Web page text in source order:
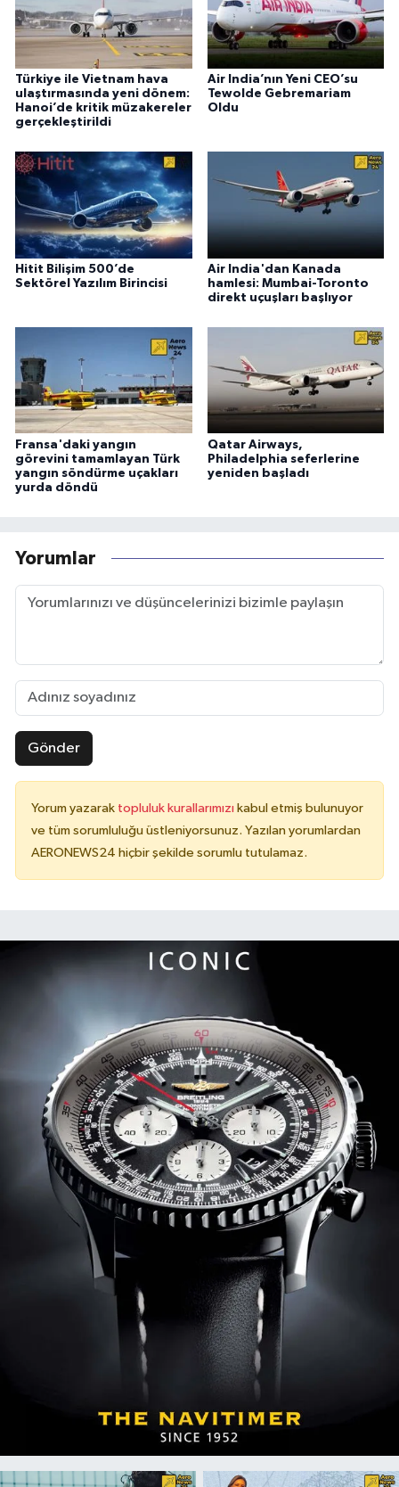
Türkiye ile Vietnam hava
ulaştırmasında yeni dönem:
Hanoi’de kritik müzakereler
gerçekleştirildi
Air India’nın Yeni CEO’su
Tewolde Gebremariam
Oldu
Hitit Bilişim 500’de
Sektörel Yazılım Birincisi
Air India'dan Kanada
hamlesi: Mumbai-Toronto
direkt uçuşları başlıyor
Fransa'daki yangın
görevini tamamlayan Türk
yangın söndürme uçakları
yurda döndü
Qatar Airways,
Philadelphia seferlerine
yeniden başladı
Yorumlar
Gönder
Yorum yazarak topluluk kurallarımızı kabul etmiş bulunuyor
ve tüm sorumluluğu üstleniyorsunuz. Yazılan yorumlardan
AERONEWS24 hiçbir şekilde sorumlu tutulamaz.